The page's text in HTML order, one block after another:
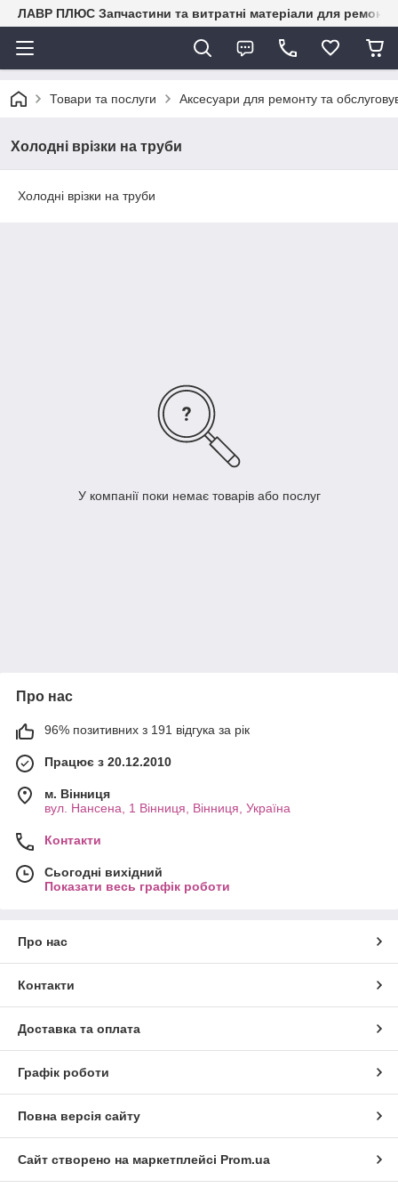
ЛАВР ПЛЮС Запчастини та витратні матеріали для ремонту
Товари та послуги Аксесуари для ремонту та
Холодні врізки на труби
Холодні врізки на труби
У компанії поки немає товарів або послуг
Про нас
96% позитивних з 191 відгука за рік
Працює з 20.12.2010
м. Вінниця
вул. Нансена, 1 Вінниця, Вінниця, Україна
Контакти
Сьогодні вихідний
Показати весь графік роботи
Про нас
Контакти
Доставка та оплата
Графік роботи
Повна версія сайту
Сайт створено на маркетплейсі Prom.ua